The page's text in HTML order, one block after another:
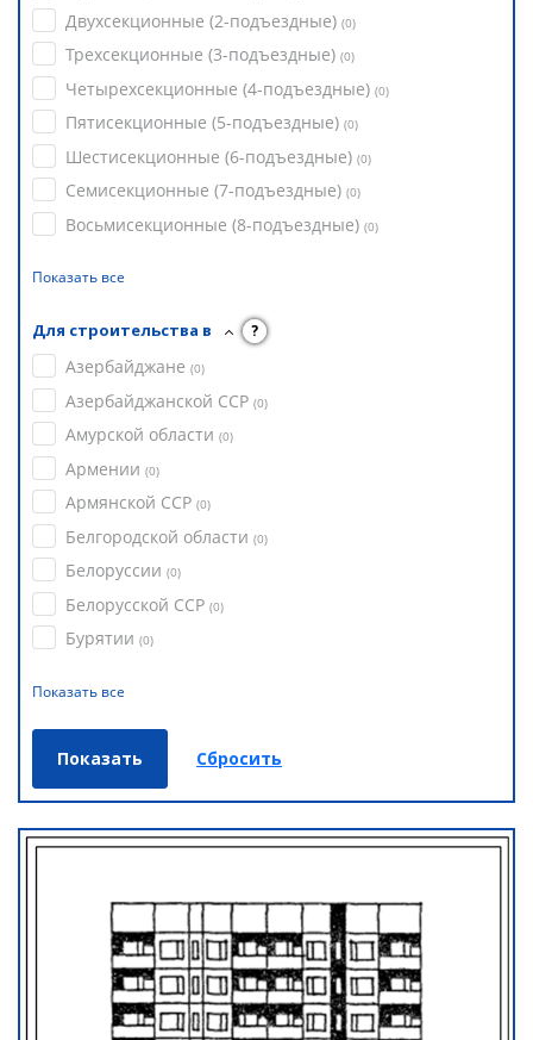
Двухсекционные (2-подъездные) (0)
Трехсекционные (3-подъездные) (0)
Четырехсекционные (4-подъездные) (0)
Пятисекционные (5-подъездные) (0)
Шестисекционные (6-подъездные) (0)
Семисекционные (7-подъездные) (0)
Восьмисекционные (8-подъездные) (0)
Показать все
Для строительства в ?
Азербайджане (0)
Азербайджанской ССР (0)
Амурской области (0)
Армении (0)
Армянской ССР (0)
Белгородской области (0)
Белоруссии (0)
Белорусской ССР (0)
Бурятии (0)
Показать все